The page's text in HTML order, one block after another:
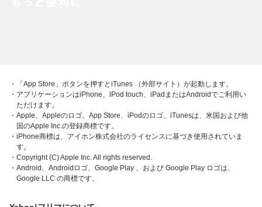
・「App Store」ボタンを押すとiTunes （外部サイト）が起動します。
・アプリケーションはiPhone、iPod touch、iPadまたはAndroidでご利用い
ただけます。
・Apple、Appleのロゴ、App Store、iPodのロゴ、iTunesは、米国および他
国のApple Inc.の登録商標です。
・iPhone商標は、アイホン株式会社のライセンスに基づき使用されていま
す。
・Copyright (C) Apple Inc. All rights reserved.
・Android、Androidロゴ、Google Play 、および Google Play ロゴは、
Google LLC の商標です。